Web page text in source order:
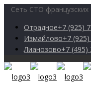
Сеть СТО
Отрадное+7 (925)
Измайлово+7
Лианозово+7 (495)